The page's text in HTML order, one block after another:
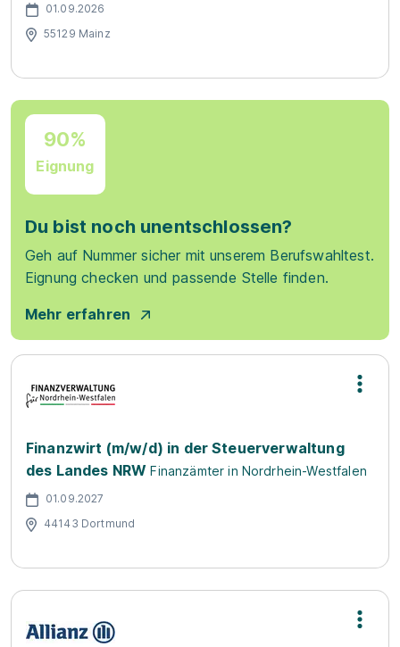
01.09.2026
55129 Mainz
90%
Eignung
Du bist noch unentschlossen?
Geh auf Nummer sicher mit unserem Berufswahltest.
Eignung checken und passende Stelle finden.
Mehr erfahren
Finanzwirt (m/w/d) in der Steuerverwaltung
des Landes NRW Finanzämter in Nordrhein-Westfalen
01.09.2027
44143 Dortmund